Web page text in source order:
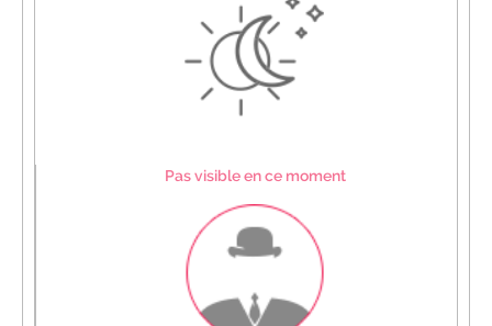
Pas visible en ce moment